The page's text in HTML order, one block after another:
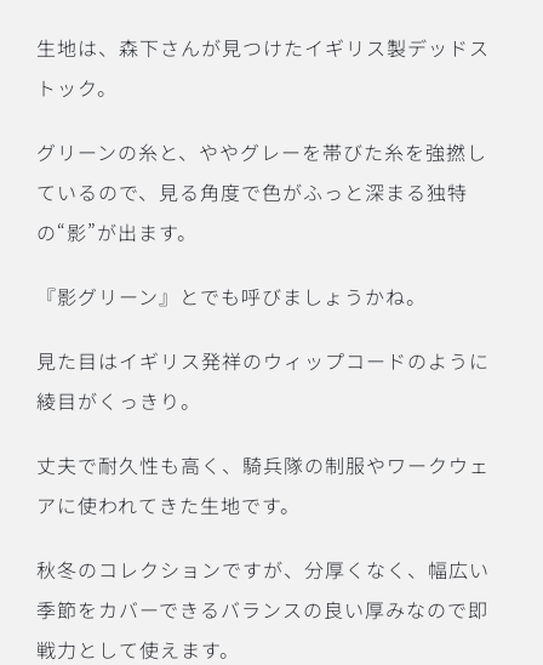
生地は、森下さんが見つけたイギリス製デッドス
トック。
グリーンの糸と、ややグレーを帯びた糸を強撚し
ているので、見る角度で色がふっと深まる独特
の“影”が出ます。
『影グリーン』とでも呼びましょうかね。
見た目はイギリス発祥のウィップコードのように
綾目がくっきり。
丈夫で耐久性も高く、騎兵隊の制服やワークウェ
アに使われてきた生地です。
秋冬のコレクションですが、分厚くなく、幅広い
季節をカバーできるバランスの良い厚みなので即
戦力として使えます。